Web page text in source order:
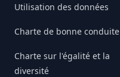
Utilisation des données
Charte de bonne conduite
Charte sur l'égalité et la
diversité